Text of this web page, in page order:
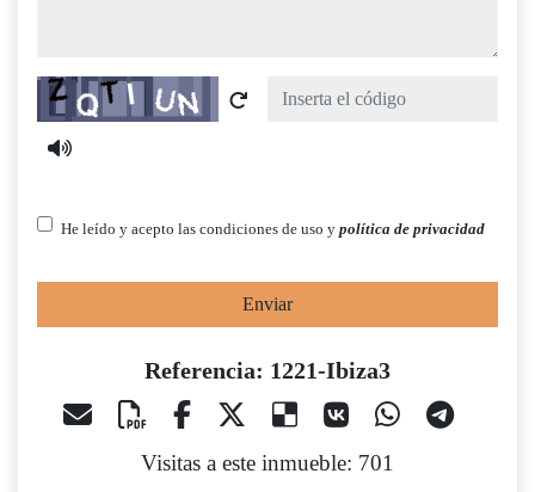
Captcha
He leído y acepto las condiciones de uso y política de privacidad
Enviar
Referencia: 1221-Ibiza3
Visitas a este inmueble: 701